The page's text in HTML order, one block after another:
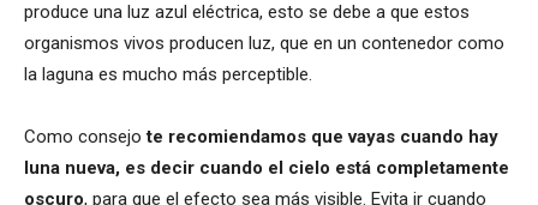
produce una luz azul eléctrica, esto se debe a que estos
organismos vivos producen luz, que en un contenedor como
la laguna es mucho más perceptible.
Como consejote recomiendamos que vayas cuando hay
luna nueva, es decir cuando el cielo está completamente
oscuro, para que el efecto sea más visible. Evita ir cuando